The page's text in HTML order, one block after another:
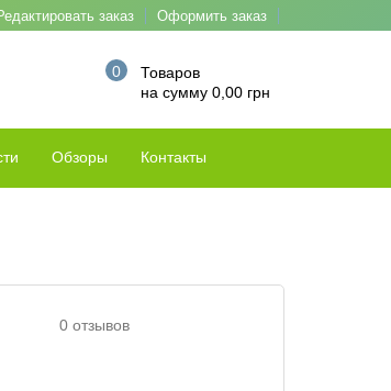
Оформить заказ
заказ
Товаров
0
на сумму 0,00 грн
Обзоры Контакты
0 отзывов